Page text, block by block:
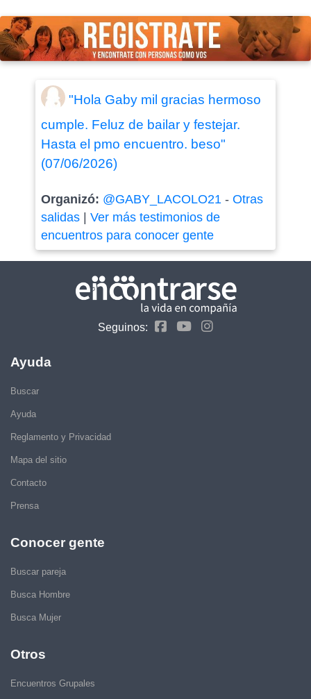
"Hola Gaby mil gracias hermoso
cumple. Feluz de bailar y festejar.
Hasta el pmo encuentro. beso"
(07/06/2026)
Organizó: @GABY_LACOLO21- Otras
salidas| Ver más testimonios de
encuentros para conocer gente
Seguinos:
Ayuda
Buscar
Ayuda
Reglamento y Privacidad
Mapa del sitio
Contacto
Prensa
Conocer gente
Buscar pareja
Busca Hombre
Busca Mujer
Otros
Encuentros Grupales